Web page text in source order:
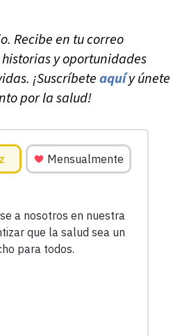
Recibe en tu correo
y oportunidades
¡Suscríbeteaquíy únete
por la salud!